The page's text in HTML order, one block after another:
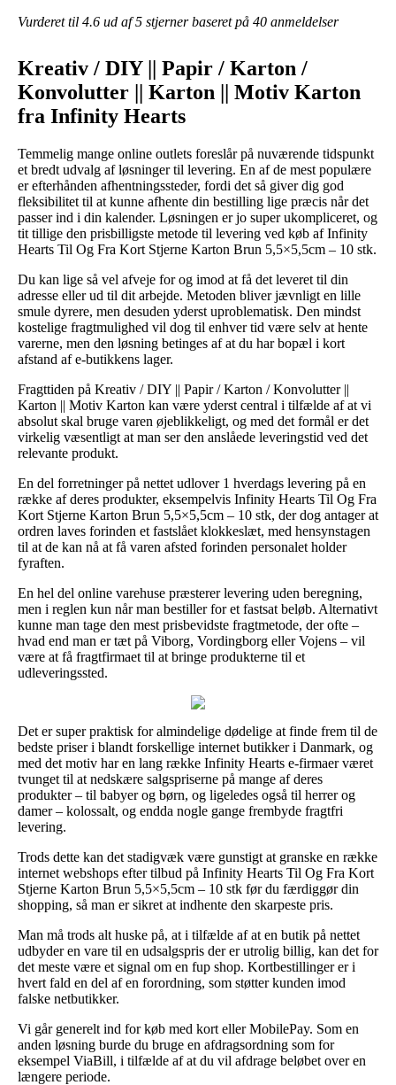
Vurderet til 4.6 ud af 5 stjerner baseret på 40 anmeldelser
Kreativ / DIY || Papir / Karton /
Konvolutter || Karton || Motiv Karton
fra Infinity Hearts
Temmelig mange online outlets foreslår på nuværende tidspunkt
et bredt udvalg af løsninger til levering. En af de mest populære
er efterhånden afhentningssteder, fordi det så giver dig god
fleksibilitet til at kunne afhente din bestilling lige præcis når det
passer ind i din kalender. Løsningen er jo super ukompliceret, og
tit tillige den prisbilligste metode til levering ved køb af Infinity
Hearts Til Og Fra Kort Stjerne Karton Brun 5,5×5,5cm – 10 stk.
Du kan lige så vel afveje for og imod at få det leveret til din
adresse eller ud til dit arbejde. Metoden bliver jævnligt en lille
smule dyrere, men desuden yderst uproblematisk. Den mindst
kostelige fragtmulighed vil dog til enhver tid være selv at hente
varerne, men den løsning betinges af at du har bopæl i kort
afstand af e-butikkens lager.
Fragttiden på Kreativ / DIY || Papir / Karton / Konvolutter ||
Karton || Motiv Karton kan være yderst central i tilfælde af at vi
absolut skal bruge varen øjeblikkeligt, og med det formål er det
virkelig væsentligt at man ser den anslåede leveringstid ved det
relevante produkt.
En del forretninger på nettet udlover 1 hverdags levering på en
række af deres produkter, eksempelvis Infinity Hearts Til Og Fra
Kort Stjerne Karton Brun 5,5×5,5cm – 10 stk, der dog antager at
ordren laves forinden et fastslået klokkeslæt, med hensynstagen
til at de kan nå at få varen afsted forinden personalet holder
fyraften.
En hel del online varehuse præsterer levering uden beregning,
men i reglen kun når man bestiller for et fastsat beløb. Alternativt
kunne man tage den mest prisbevidste fragtmetode, der ofte –
hvad end man er tæt på Viborg, Vordingborg eller Vojens – vil
være at få fragtfirmaet til at bringe produkterne til et
udleveringssted.
Det er super praktisk for almindelige dødelige at finde frem til de
bedste priser i blandt forskellige internet butikker i Danmark, og
med det motiv har en lang række Infinity Hearts e-firmaer været
tvunget til at nedskære salgspriserne på mange af deres
produkter – til babyer og børn, og ligeledes også til herrer og
damer – kolossalt, og endda nogle gange frembyde fragtfri
levering.
Trods dette kan det stadigvæk være gunstigt at granske en række
internet webshops efter tilbud på Infinity Hearts Til Og Fra Kort
Stjerne Karton Brun 5,5×5,5cm – 10 stk før du færdiggør din
shopping, så man er sikret at indhente den skarpeste pris.
Man må trods alt huske på, at i tilfælde af at en butik på nettet
udbyder en vare til en udsalgspris der er utrolig billig, kan det for
det meste være et signal om en fup shop. Kortbestillinger er i
hvert fald en del af en forordning, som støtter kunden imod
falske netbutikker.
Vi går generelt ind for køb med kort eller MobilePay. Som en
anden løsning burde du bruge en afdragsordning som for
eksempel ViaBill, i tilfælde af at du vil afdrage beløbet over en
længere periode.